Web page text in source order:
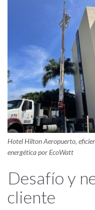
Hotel Hilton Aeropuerto,
energética por EcoWatt
Desafío y
cliente